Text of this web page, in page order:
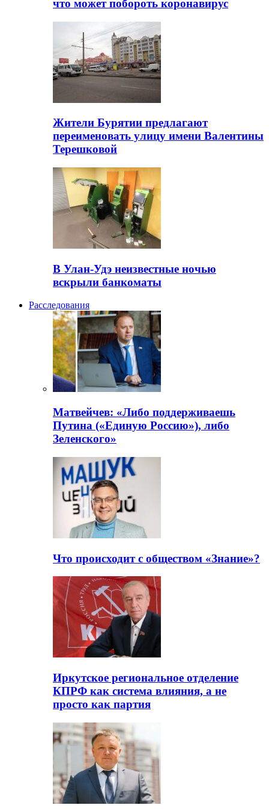
что может побороть коронавирус
Жители Бурятии предлагают
переименовать улицу имени Валентины
Терешковой
В Улан-Удэ неизвестные ночью
вскрыли банкоматы
Расследования
Матвейчев: «Либо поддерживаешь
Путина («Единую Россию»), либо
Зеленского»
Что происходит с обществом «Знание»?
Иркутское региональное отделение
КПРФ как система влияния, а не
просто как партия